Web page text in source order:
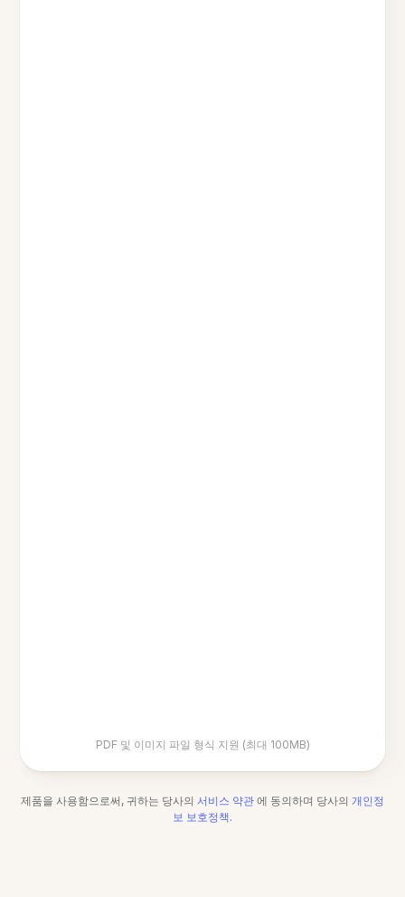
PDF 및 이미지 파일 형식 지원 (최대 100MB)
제품을 사용함으로써, 귀하는 당사의 서비스 약관 에 동의하며 당사의 개인정
보 보호정책.